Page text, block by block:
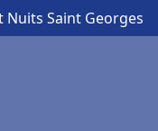
Nuits Saint Georges